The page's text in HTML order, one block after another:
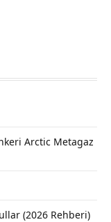
Arctic Metagaz
(2026 Rehberi)